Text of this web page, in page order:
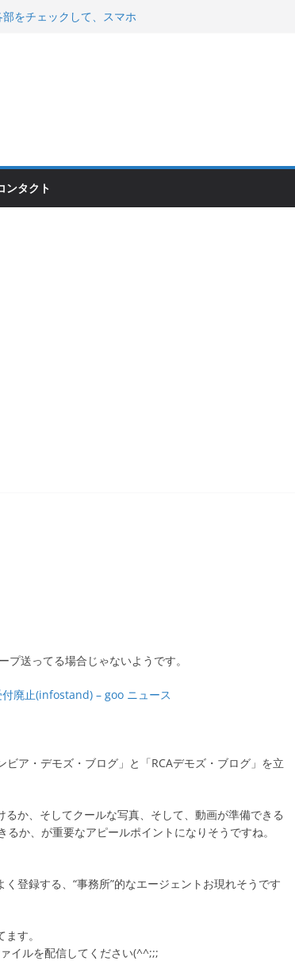
をチェックして、スマホ
HARMONY 南部鉄器エ
の動きが判ったらコーナ
ンタクト
送ってる場合じゃないようです。
廃止(infostand) – goo ニュース
ア・デモズ・ブログ」と「RCAデモズ・ブログ」を立
か、そしてクールな写真、そして、動画が準備できる
か、が重要なアピールポイントになりそうですね。
登録する、“事務所”的なエージェントお現れそうです
す。
イルを配信してください(^^;;;